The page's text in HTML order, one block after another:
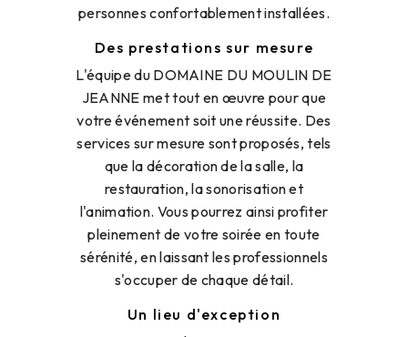
personnes confortablement installées.
Des prestations sur mesure
L'équipe du DOMAINE DU MOULIN DE
JEANNE met tout en œuvre pour que
votre événement soit une réussite. Des
services sur mesure sont proposés, tels
que la décoration de la salle, la
restauration, la sonorisation et
l'animation. Vous pourrez ainsi profiter
pleinement de votre soirée en toute
sérénité, en laissant les professionnels
s'occuper de chaque détail.
Un lieu d'exception